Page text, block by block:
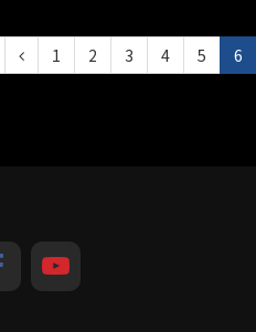
1 2 3 4 5 6